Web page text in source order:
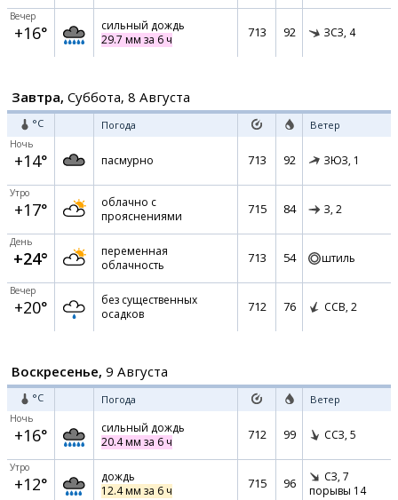
Вечер
+16°
сильный дождь
29.7 мм за 6 ч
713 92 ЗСЗ, 4
Завтра, Суббота, 8 Августа
°C Погода Ветер
Ночь
+14° пасмурно 713 92 ЗЮЗ, 1
Утро
+17°
облачно с
прояснениями
715 84 З, 2
День
+24°
переменная
облачность
713 54 штиль
Вечер
+20°
без существенных
осадков
712 76 ССВ, 2
Воскресенье, 9 Августа
°C Погода Ветер
Ночь
+16°
сильный дождь
20.4 мм за 6 ч
712 99 ССЗ, 5
Утро
+12°
дождь
12.4 мм за 6 ч
715 96 СЗ, 7
порывы 14